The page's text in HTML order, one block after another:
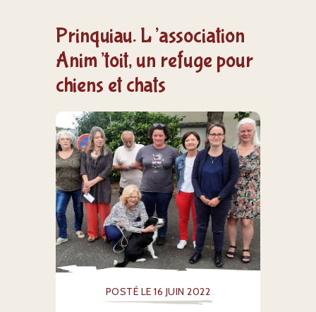
Prinquiau. L’association
Anim’toit, un refuge pour
chiens et chats
POSTÉ LE 16 JUIN 2022